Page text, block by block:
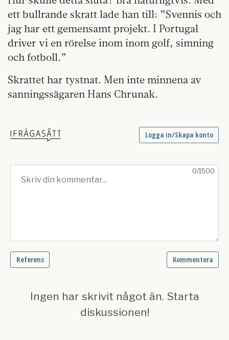
ett bullrande skratt lade han till: ”Svennis och
jag har ett gemensamt projekt. I Portugal
driver vi en rörelse inom inom golf, simning
och fotboll.”
Skrattet har tystnat. Men inte minnena av
sanningssägaren Hans Chrunak.